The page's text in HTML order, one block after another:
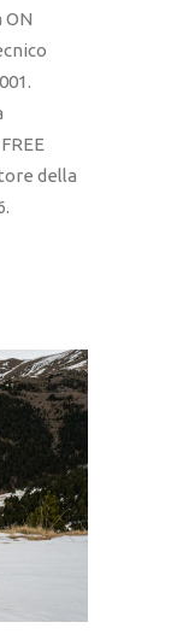
ON
della